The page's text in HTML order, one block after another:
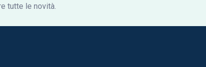
tutte le novità.